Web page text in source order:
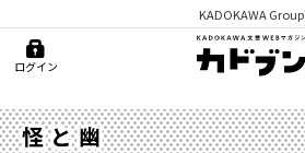
KADOKAWA Group
ログイン
怪と幽